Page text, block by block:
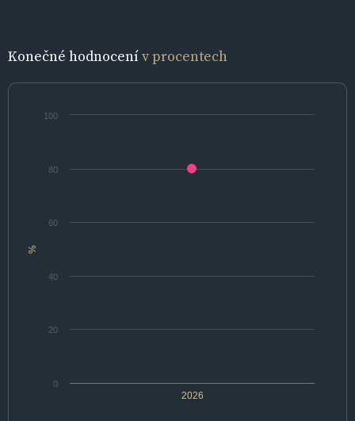
Konečné hodnocenív procentech
%
2026
0
20
40
60
80
100